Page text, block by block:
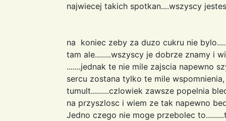
najwiecej takich spotkan....wszyscy
na koniec zeby za duzo cukru nie
tam ale........wszyscy je dobrze znamy i
.......jednak te nie mile zajscia napewno
sercu zostana tylko te mile
tumult.........czlowiek zawsze popelnia
na przyszlosc i wiem ze tak napewno
Jedno czego nie moge przebolec